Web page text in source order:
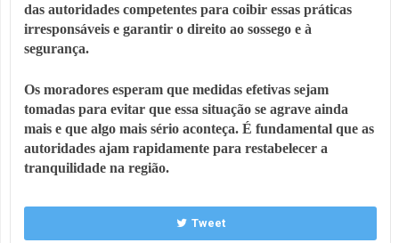
das autoridades competentes para coibir essas práticas
irresponsáveis e garantir o direito ao sossego e à
segurança.
Os moradores esperam que medidas efetivas sejam
tomadas para evitar que essa situação se agrave ainda
mais e que algo mais sério aconteça. É fundamental que as
autoridades ajam rapidamente para restabelecer a
tranquilidade na região.
Tweet